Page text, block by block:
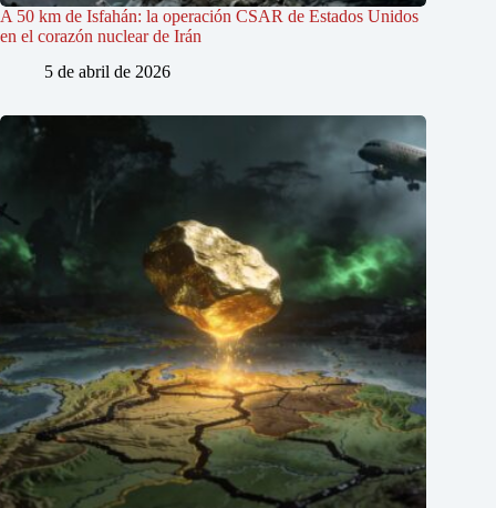
A 50 km de Isfahán: la operación CSAR de Estados Unidos
en el corazón nuclear de Irán
5 de abril de 2026